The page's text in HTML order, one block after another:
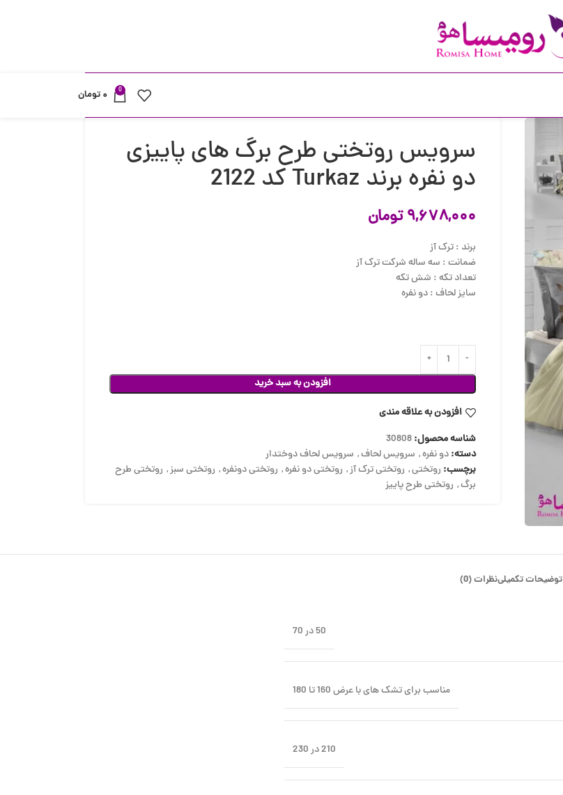
0 ۰تومان
سرویس روتختی طرح برگ های پاییزی
دو نفره برند Turkaz کد 2122
۹,۶۷۸,۰۰۰ تومان
برند : ترک آز
ضمانت : سه ساله شرکت ترک آز
تعداد تکه : شش تکه
سایز لحاف : دو نفره
افزودن به سبد خرید
افزودن به علاقه مندی
شناسه محصول:30808
دسته:دو نفره, سرویس لحاف, سرویس لحاف دوختدار
برچسب: روتختی, روتختی ترک آز, روتختی دو نفره, روتختی دونفره, روتختی سبز, روتختی طرح
برگ, روتختی طرح پاییز
توضیحات تکمیلینظرات (0)
50 در 70
مناسب برای تشک های با عرض 160 تا 180
210 در 230